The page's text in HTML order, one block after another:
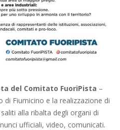
del Comitato FuoriPista –
di Fiumicino e la realizzazione di
alla ribalta degli organi di
ufficiali, video, comunicati.